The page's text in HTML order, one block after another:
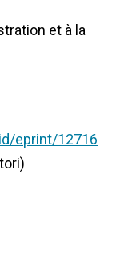
et à la
eprint/12716